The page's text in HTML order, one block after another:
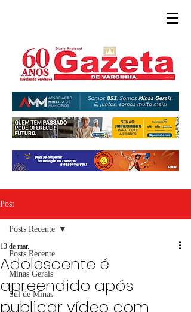
Post
Posts Recente
Minas Gerais
Sul de Minas
Posts Recente
Adolescente é
apreendido após
publicar vídeo com
13 de mar.